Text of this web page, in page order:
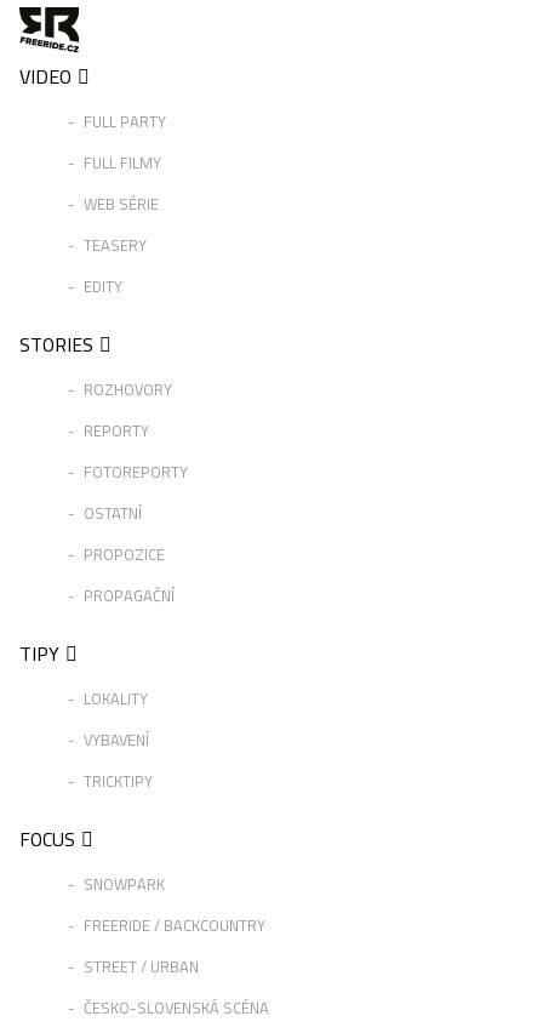
VIDEO
FULL PARTY
FULL FILMY
WEB SÉRIE
TEASERY
EDITY
STORIES
ROZHOVORY
REPORTY
FOTOREPORTY
OSTATNÍ
PROPOZICE
PROPAGAČNÍ
TIPY
LOKALITY
VYBAVENÍ
TRICKTIPY
FOCUS
SNOWPARK
FREERIDE / BACKCOUNTRY
STREET / URBAN
ČESKO-SLOVENSKÁ SCÉNA